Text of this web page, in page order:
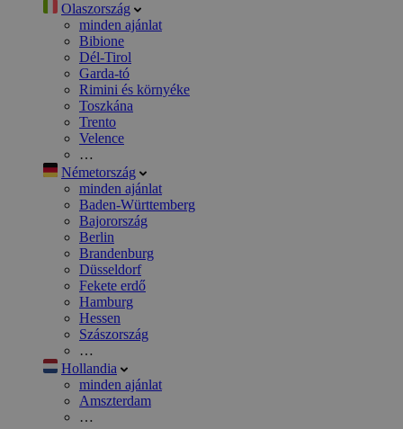
Olaszország
minden ajánlat
Bibione
Dél-Tirol
Garda-tó
Rimini és környéke
Toszkána
Trento
Velence
…
Németország
minden ajánlat
Baden-Württemberg
Bajorország
Berlin
Brandenburg
Düsseldorf
Fekete erdő
Hamburg
Hessen
Szászország
…
Hollandia
minden ajánlat
Amszterdam
…